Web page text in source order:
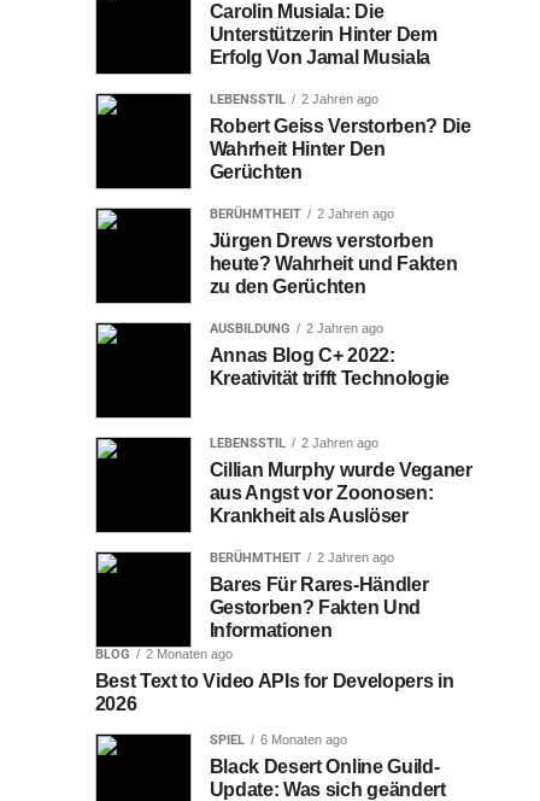
Carolin Musiala: Die
Unterstützerin Hinter Dem
Erfolg Von Jamal Musiala
LEBENSSTIL 2 Jahren ago
Robert Geiss Verstorben? Die
Wahrheit Hinter Den
Gerüchten
BERÜHMTHEIT 2 Jahren ago
Jürgen Drews verstorben
heute? Wahrheit und Fakten
zu den Gerüchten
AUSBILDUNG 2 Jahren ago
Annas Blog C+ 2022:
Kreativität trifft Technologie
LEBENSSTIL 2 Jahren ago
Cillian Murphy wurde Veganer
aus Angst vor Zoonosen:
Krankheit als Auslöser
BERÜHMTHEIT 2 Jahren ago
Bares Für Rares-Händler
Gestorben? Fakten Und
Informationen
BLOG 2 Monaten ago
Best Text to Video APIs for Developers in
2026
SPIEL 6 Monaten ago
Black Desert Online Guild-
Update: Was sich geändert